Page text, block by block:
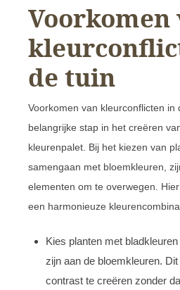
Voorkomen
de tuin
Voorkomen van kleurconflicten in
belangrijke stap in het creëren
kleurenpalet. Bij het kiezen van
samengaan met bloemkleuren,
elementen om te overwegen.
een harmonieuze
Kies planten met
zijn aan de bloemkleuren.
contrast te creëren zonder